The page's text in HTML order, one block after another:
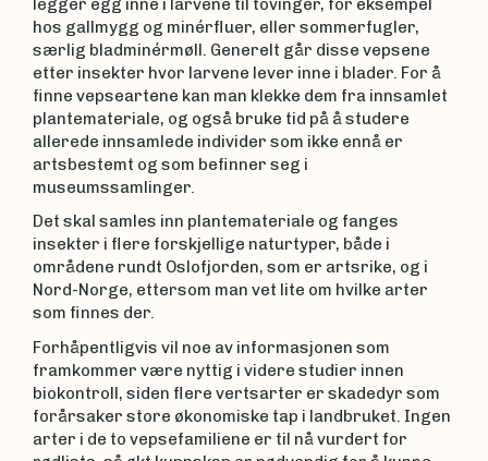
legger egg inne i larvene til tovinger, for eksempel
hos gallmygg og minérfluer, eller sommerfugler,
særlig bladminérmøll. Generelt går disse vepsene
etter insekter hvor larvene lever inne i blader. For å
finne vepseartene kan man klekke dem fra innsamlet
plantemateriale, og også bruke tid på å studere
allerede innsamlede individer som ikke ennå er
artsbestemt og som befinner seg i
museumssamlinger.
Det skal samles inn plantemateriale og fanges
insekter i flere forskjellige naturtyper, både i
områdene rundt Oslofjorden, som er artsrike, og i
Nord-Norge, ettersom man vet lite om hvilke arter
som finnes der.
Forhåpentligvis vil noe av informasjonen som
framkommer være nyttig i videre studier innen
biokontroll, siden flere vertsarter er skadedyr som
forårsaker store økonomiske tap i landbruket. Ingen
arter i de to vepsefamiliene er til nå vurdert for